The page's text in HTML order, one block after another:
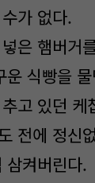
가 없다.
은 햄버거
운 식빵을
고 있던
전에 정신
삼켜버린다.